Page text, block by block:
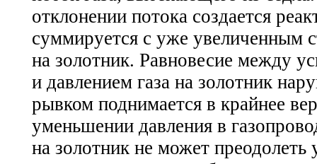
отклонении потока создается
суммируется с уже увеличенным
на золотник. Равновесие между
и давлением газа на золотник
рывком поднимается в крайнее
уменьшении давления в
на золотник не может преодолеть